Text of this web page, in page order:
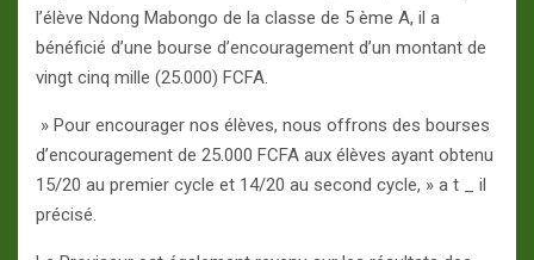
l’élève Ndong Mabongo de la classe de 5 ème A, il a
bénéficié d’une bourse d’encouragement d’un montant de
vingt cinq mille (25.000) FCFA.
» Pour encourager nos élèves, nous offrons des bourses
d’encouragement de 25.000 FCFA aux élèves ayant obtenu
15/20 au premier cycle et 14/20 au second cycle, » a t _ il
précisé.